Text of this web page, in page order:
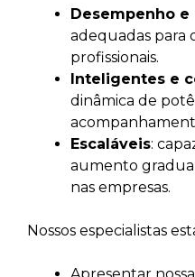
Desempenho
adequadas para
profissionais.
Inteligentes e
dinâmica de
Escaláveis:
aumento
nas empresas.
Nossos especialistas